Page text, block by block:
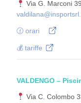
Via G.
🕜 orari
💰 tariffe
VALDENGO –
Via C.